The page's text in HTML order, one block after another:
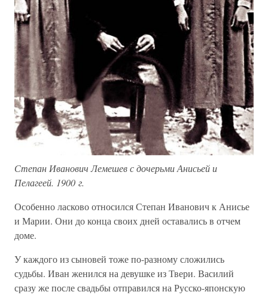
Степан Иванович Лемешев с дочерьми Анисьей и
Пелагеей. 1900 г.
Особенно ласково относился Степан Иванович к Анисье
и Марии. Они до конца своих дней оставались в отчем
доме.
У каждого из сыновей тоже по-разному сложились
судьбы. Иван женился на девушке из Твери. Василий
сразу же после свадьбы отправился на Русско-японскую